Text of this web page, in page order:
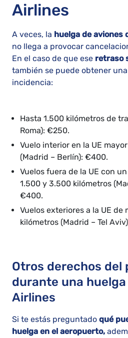
Airlines
A veces, la huelga de aviones
no llega a provocar
En el caso de que ese retraso
también se puede obtener
incidencia:
Hasta 1.500 kilómetros de
Roma): €250.
Vuelo interior en la UE
(Madrid – Berlín): €400.
Vuelos fuera de la UE con
1.500 y 3.500 kilómetros
€400.
Vuelos exteriores a la UE de
kilómetros (Madrid – Tel
Otros derechos del
durante una
Airlines
Si te estás preguntado qué
huelga en el aeropuerto,